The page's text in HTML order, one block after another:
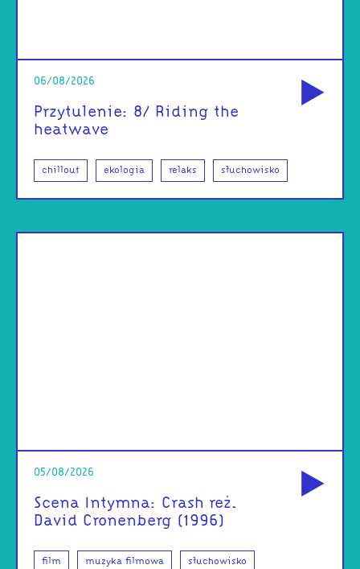
06/08/2026
Przytulenie: 8/ Riding the
heatwave
chillout ekologia relaks słuchowisko
05/08/2026
Scena Intymna: Crash reż.
David Cronenberg (1996)
film muzyka filmowa słuchowisko